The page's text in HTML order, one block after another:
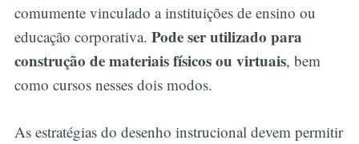
comumente vinculado a instituições de ensino ou
educação corporativa. Pode ser utilizado para
construção de materiais físicos ou virtuais, bem
como cursos nesses dois modos.
As estratégias do desenho instrucional devem permitir